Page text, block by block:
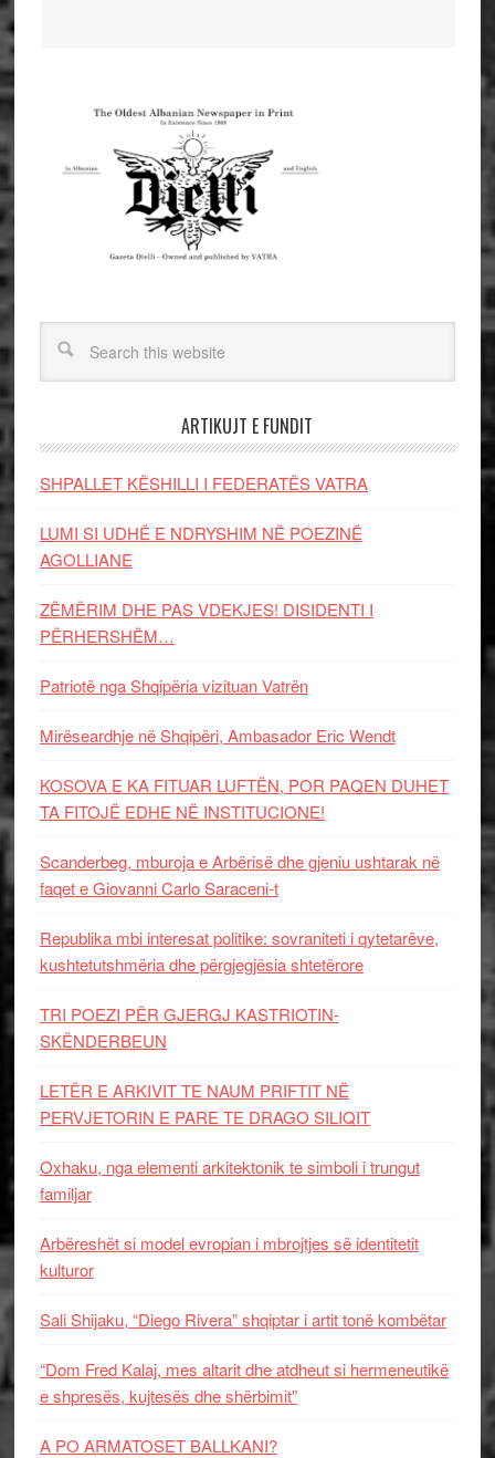
ARTIKUJT E FUNDIT
SHPALLET KËSHILLI I FEDERATËS VATRA
LUMI SI UDHË E NDRYSHIM NË POEZINË
AGOLLIANE
ZËMËRIM DHE PAS VDEKJES! DISIDENTI I
PËRHERSHËM…
Patriotë nga Shqipëria vizituan Vatrën
Mirëseardhje në Shqipëri, Ambasador Eric Wendt
KOSOVA E KA FITUAR LUFTËN, POR PAQEN DUHET
TA FITOJË EDHE NË INSTITUCIONE!
Scanderbeg, mburoja e Arbërisë dhe gjeniu ushtarak në
faqet e Giovanni Carlo Saraceni-t
Republika mbi interesat politike: sovraniteti i qytetarëve,
kushtetutshmëria dhe përgjegjësia shtetërore
TRI POEZI PËR GJERGJ KASTRIOTIN-
SKËNDERBEUN
LETËR E ARKIVIT TE NAUM PRIFTIT NË
PERVJETORIN E PARE TE DRAGO SILIQIT
Oxhaku, nga elementi arkitektonik te simboli i trungut
familjar
Arbëreshët si model evropian i mbrojtjes së identitetit
kulturor
Sali Shijaku, “Diego Rivera” shqiptar i artit tonë kombëtar
“Dom Fred Kalaj, mes altarit dhe atdheut si hermeneutikë
e shpresës, kujtesës dhe shërbimit”
A PO ARMATOSET BALLKANI?